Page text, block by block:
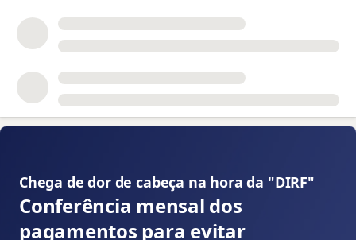
Chega de dor de cabeça na hora da "DIRF" 👇
Conferência mensal dos
pagamentos para evitar